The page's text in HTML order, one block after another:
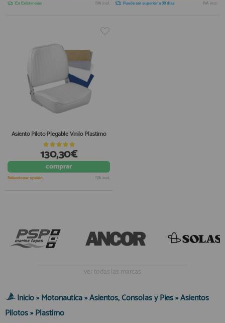
En Existencias IVA incl. Puede ser superior a 30 días IVA incl.
Asiento Piloto Plegable Vinilo Plastimo
130,30€
comprar
Seleccionar opción IVA incl.
ver todas las marcas
Inicio»Motonautica»Asientos, Consolas y Pies»Asientos
Pilotos»Plastimo